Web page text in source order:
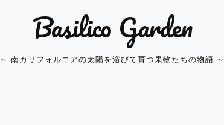
Basilico Garden
～ 南カリフォルニアの太陽を浴びて育つ果物たちの物語 ～